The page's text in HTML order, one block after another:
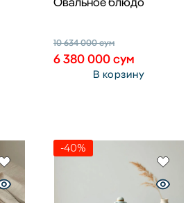
10 634 000сум
6 380 000сум
В корзину
-40%